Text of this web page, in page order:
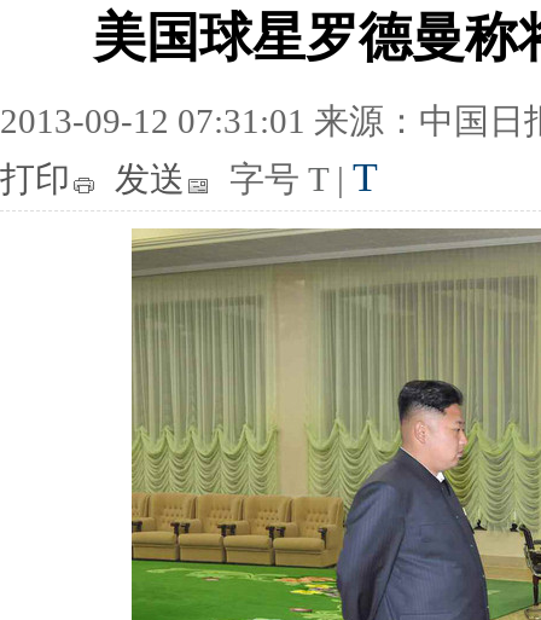
美国球星罗德曼称
2013-09-12 07:31:01 来源：中国日
打印
发送 字号 T | T